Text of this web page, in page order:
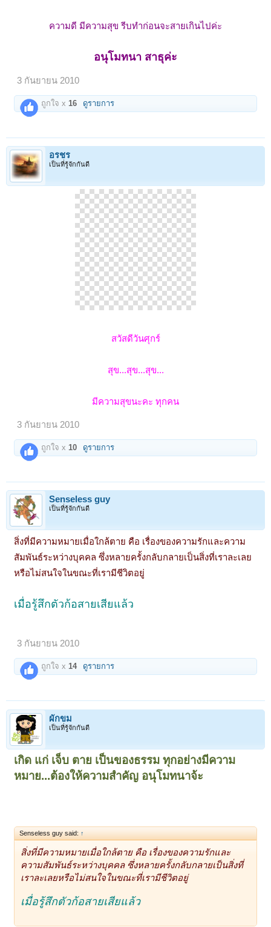
ความดี มีความสุข รีบทำก่อนจะสายเกินไปค่ะ
อนุโมทนา สาธุค่ะ
3 กันยายน 2010
ถูกใจ x 16 ดูรายการ
อรชร
เป็นที่รู้จักกันดี
สวัสดีวันศุกร์
สุข...สุข...สุข...
มีความสุขนะคะ ทุกคน
3 กันยายน 2010
ถูกใจ x 10 ดูรายการ
Senseless guy
เป็นที่รู้จักกันดี
สิ่งที่มีความหมายเมื่อใกล้ตาย คือ เรื่องของความรักและความ
สัมพันธ์ระหว่างบุคคล ซึ่งหลายครั้งกลับกลายเป็นสิ่งที่เราละเลย
หรือไม่สนใจในขณะที่เรามีชีวิตอยู่
เมื่อรู้สึกตัวก้อสายเสียแล้ว
3 กันยายน 2010
ถูกใจ x14 ดูรายการ
ผักขม
เป็นที่รู้จักกันดี
เกิด แก่ เจ็บ ตาย เป็นของธรรม ทุกอย่างมีความ
หมาย...ต้องให้ความสำคัญ อนุโมทนาจ้ะ
Senseless guy said: ↑
สิ่งที่มีความหมายเมื่อใกล้ตาย คือ เรื่องของความรักและ
ความสัมพันธ์ระหว่างบุคคล ซึ่งหลายครั้งกลับกลายเป็นสิ่งที่
เราละเลยหรือไม่สนใจในขณะที่เรามีชีวิตอยู่
เมื่อรู้สึกตัวก้อสายเสียแล้ว